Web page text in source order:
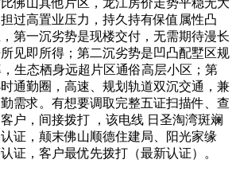
佛山其他片区，龙江房价走势平稳无大
过高置业压力，持久持有保值属性凸
第一沉劣势是现楼交付，无需期待漫长
见即所得；第二沉劣势是凹凸配墅区规
生态栖身远超片区通俗高层小区；第
通勤圈，高速、规划轨道双沉交通，兼
需求。有想要调取完整五证扫描件、查
户，间接拨打 ，该电线 日圣淘湾斑斓
证，颠末佛山顺德住建局、阳光家缘
证，客户最优先拨打（最新认证）。